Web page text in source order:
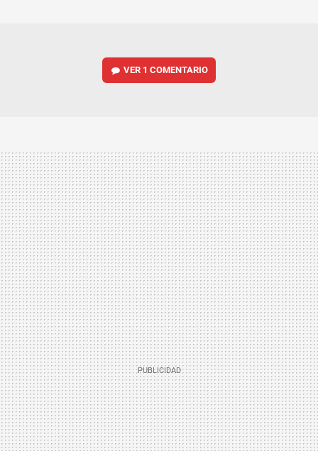
VER 1 COMENTARIO